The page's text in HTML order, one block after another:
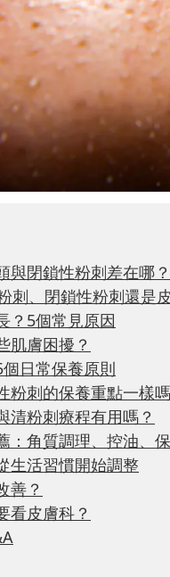
與閉鎖性粉刺差在哪？
刺、閉鎖性粉刺還是
？5個常見原因
肌膚困擾？
日常保養原則
粉刺的保養重點一樣
清粉刺療程有用嗎？
：角質調理、控油、
生活習慣開始調整
善？
看皮膚科？